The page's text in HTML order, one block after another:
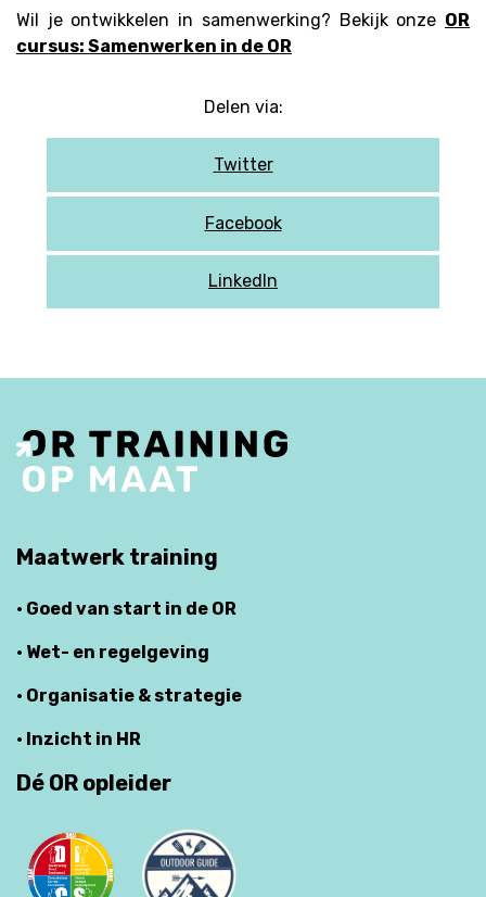
Wil je ontwikkelen in samenwerking? Bekijk onze OR
cursus: Samenwerken in de OR
Delen via:
Twitter
Facebook
LinkedIn
Maatwerk training
· Goed van start in de OR
· Wet- en regelgeving
· Organisatie & strategie
· Inzicht in HR
Dé OR opleider